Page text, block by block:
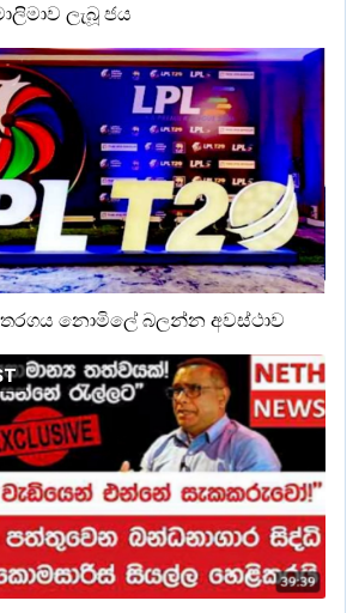
ලැබූ ජය
තරගය නොමිලේ බලන්න අවස්ථාව